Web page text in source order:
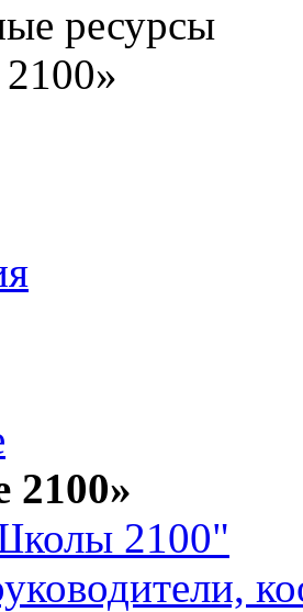
ресурсы
2100"